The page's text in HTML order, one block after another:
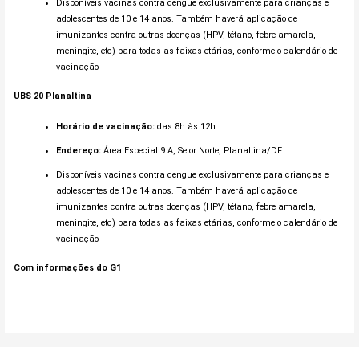
Disponíveis vacinas contra dengue exclusivamente para crianças e
adolescentes de 10 e 14 anos. Também haverá aplicação de
imunizantes contra outras doenças (HPV, tétano, febre amarela,
meningite, etc) para todas as faixas etárias, conforme o calendário de
vacinação
UBS 20 Planaltina
Horário de vacinação: das 8h às 12h
Endereço: Área Especial 9 A, Setor Norte, Planaltina/DF
Disponíveis vacinas contra dengue exclusivamente para crianças e
adolescentes de 10 e 14 anos. Também haverá aplicação de
imunizantes contra outras doenças (HPV, tétano, febre amarela,
meningite, etc) para todas as faixas etárias, conforme o calendário de
vacinação
Com informações do G1